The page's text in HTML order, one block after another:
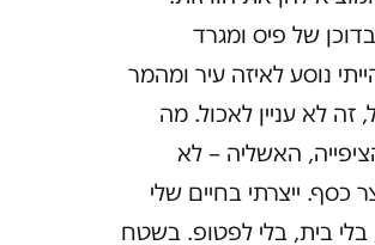
של פיס ומגרד
נוסע לאיזה עיר ומהמר
זה לא עניין לאכול. מה
האשליה – לא
כסף. ייצרתי בחיים שלי
בית, בלי לפטופ. בשטח